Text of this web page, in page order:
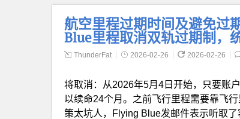
航空里程过期时间及避免过
Blue里程取消双轨过期制，
ThunderFat 2026-02-26 2026-02-26
将取消：从2026年5月4日开始，只要账
以续命24个月。之前飞行里程需要靠飞
策太坑人，Flying Blue发邮件表示听取